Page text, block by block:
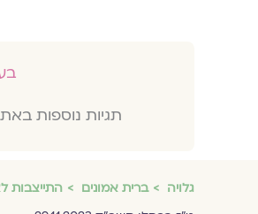
תגיות נוספות
גלויה ברית אמונים
התייצבות